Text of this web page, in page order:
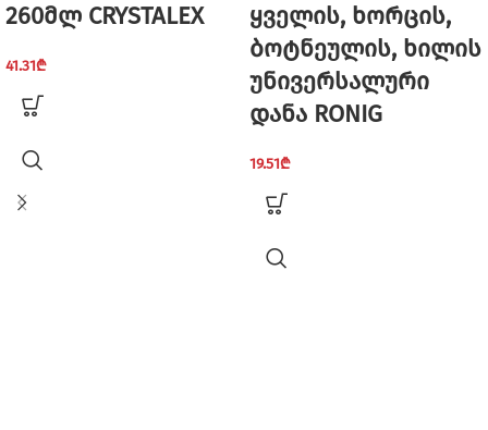
260მლ CRYSTALEX
41.31₾
ყველის, ხორცის,
ბოტნეულის, ხილის
უნივერსალური
დანა RONIG
19.51₾